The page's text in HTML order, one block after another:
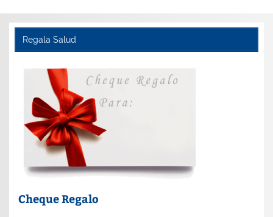
Regala Salud
Cheque Regalo